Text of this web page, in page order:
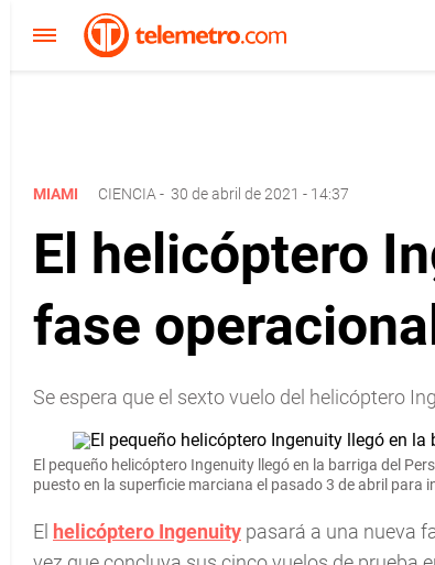
MIAMI CIENCIA - 30 de abril de 2021 - 14:37
El helicóptero
fase operacional
Se espera que el sexto vuelo del helicóptero
El pequeño helicóptero Ingenuity llegó en la barriga del
puesto en la superficie marciana el pasado 3 de abril para
El helicóptero Ingenuity pasará a una nueva